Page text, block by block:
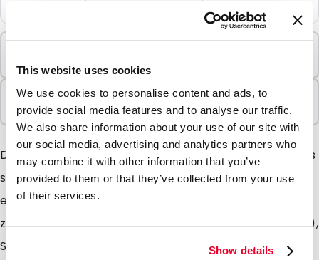
This website uses cookies
We use cookies to personalise content and ads, to
provide social media features and to analyse our traffic.
We also share information about your use of our site with
our social media, advertising and analytics partners who
may combine it with other information that you’ve
provided to them or that they’ve collected from your use
of their services.
Show details
100 Einheiten
In Paketen verkauft
100 Einheiten
Das MiniMailBox Versandsystem ist in allen Ländern als
sicheres Transportsystem von biologischen Stoffen
entsprechend der Verpackungsvorschrift P650
zugelassen. Dieses Set besteht aus: MiniMailBox (20121),
Safetybag bubble international (460698) und